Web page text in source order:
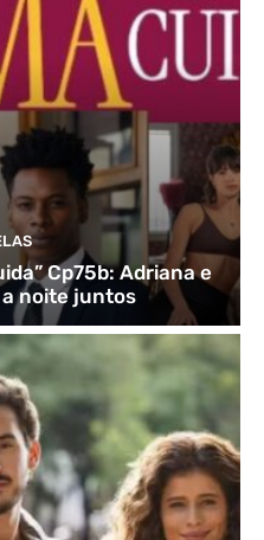
Cp75b: Adriana e
a noite juntos